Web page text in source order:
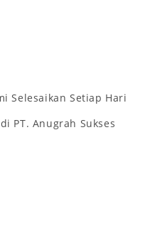
Selesaikan Setiap Hari
PT. Anugrah Sukses